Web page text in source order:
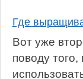
Где
Вот уже
поводу